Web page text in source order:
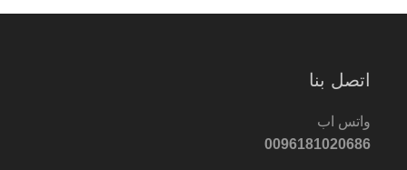
اتصل بنا
واتس اب
0096181020686